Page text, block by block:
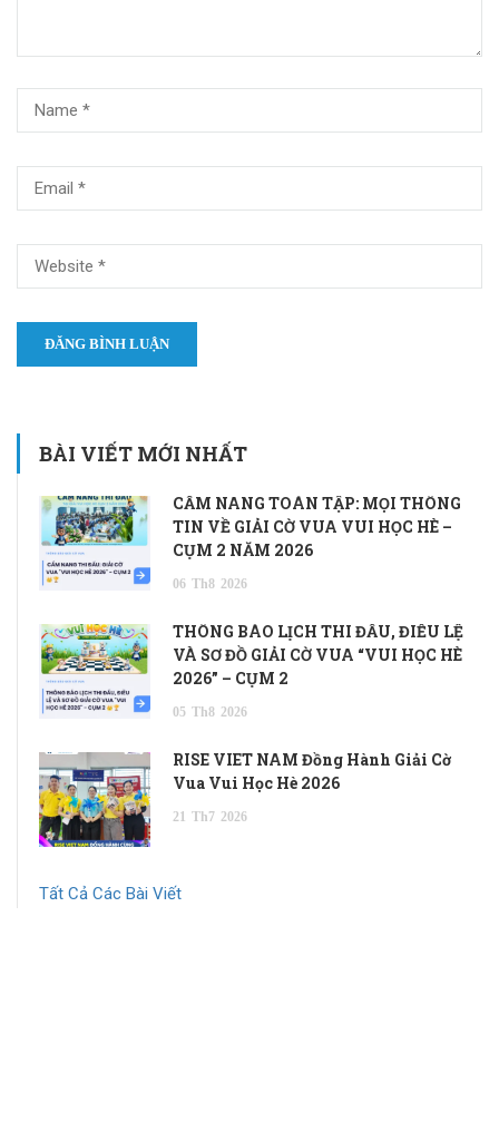
BÀI VIẾT MỚI NHẤT
CẨM NANG TOÀN TẬP: MỌI THÔNG
TIN VỀ GIẢI CỜ VUA VUI HỌC HÈ –
CỤM 2 NĂM 2026
06 Th8 2026
THÔNG BÁO LỊCH THI ĐẤU, ĐIỀU LỆ
VÀ SƠ ĐỒ GIẢI CỜ VUA “VUI HỌC HÈ
2026” – CỤM 2
05 Th8 2026
RISE VIET NAM Đồng Hành Giải Cờ
Vua Vui Học Hè 2026
21 Th7 2026
Tất Cả Các Bài Viết